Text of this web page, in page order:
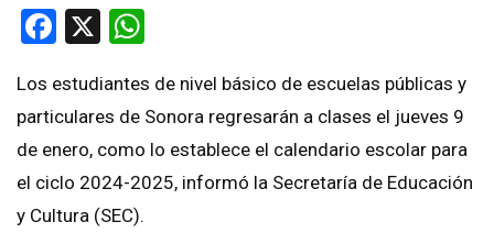
Facebook
X
Los estudiantes de nivel básico de escuelas públicas y
particulares de Sonora regresarán a clases el jueves 9
de enero, como lo establece el calendario escolar para
el ciclo 2024-2025, informó la Secretaría de Educación
y Cultura (SEC).